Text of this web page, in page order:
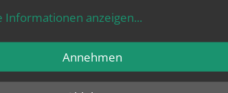
Informationen anzeigen...
Annehmen